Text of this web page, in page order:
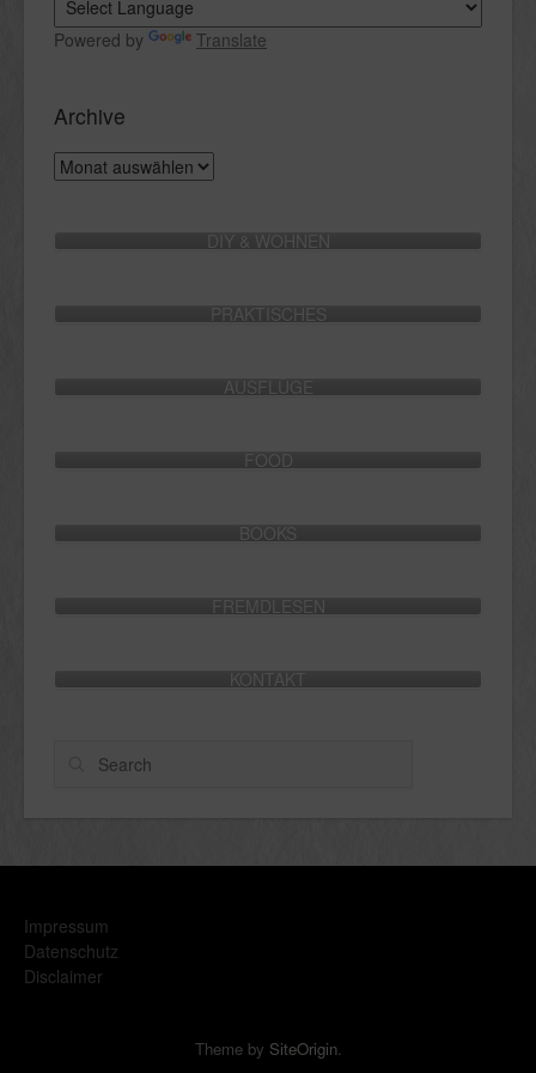
Powered by Translate
Archive
Archive
DIY & WOHNEN
PRAKTISCHES
AUSFLÜGE
FOOD
BOOKS
FREMDLESEN
KONTAKT
Search
Impressum
Datenschutz
Disclaimer
Theme by SiteOrigin.